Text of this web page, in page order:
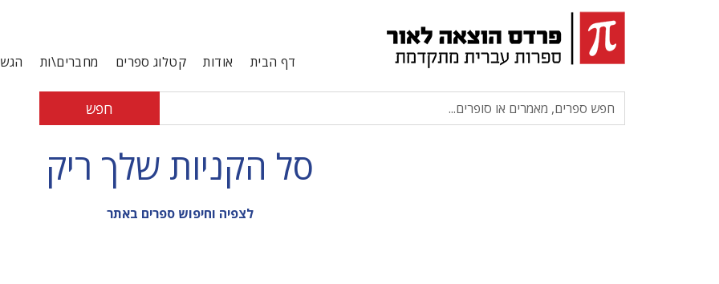
דף הבית אודות קטלוג ספרים מחברים\ות
חפש
סל הקניות שלך ריק
לצפיה וחיפוש ספרים באתר